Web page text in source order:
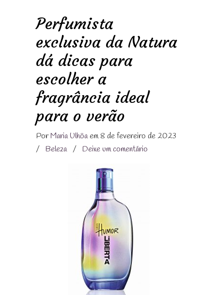
Perfumista
exclusiva da Natura
dá dicas para
escolher a
fragrância ideal
para o verão
PorMaria Ulhôaem 8 de fevereiro de 2023
/ Beleza / Deixe um comentário